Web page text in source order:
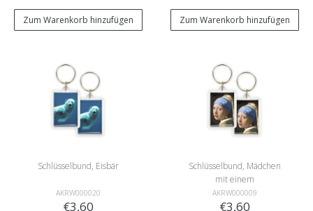
Zum Warenkorb hinzufügen Zum Warenkorb hinzufügen
Schlüsselbund, Eisbär
AKRW000020
€3,60
Schlüsselbund, Mädchen
mit einem
Perlenohrring,Vermeer
AKRW000009
€3,60